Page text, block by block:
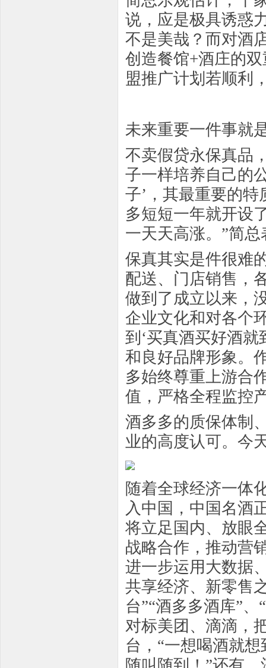
说，应是极具诱惑
不是美哉？而对酒
创造餐馆+酒庄的
盟推广计划若顺利
未来重要一件事就
不卖假贷永保真品
子一样培养自己的
子’，其最重要的特
多短短一年就开设
一天天高涨。”简总
保真其实是件很难
配送、门店销售，
做到了成立以来，
企业文化和对各个
到‘买真酒买好酒
和良好品牌形象。
多始终尊重上游合
值，严格全程监控
酒多多的质保体制
业的高度认可。今
随着全球经济一体
入中国，中国名酒
将立足国内、放眼
战略合作，推动营
进一步运用大数据
共享经济、新零售
台”“酒多多酒库”
对标美团、滴滴，
台，“一想喝酒就